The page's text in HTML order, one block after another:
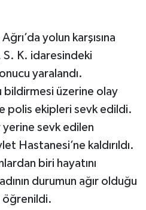
yolun karşısına
S. K. idaresindeki
yaralandı.
üzerine olay
polis ekipleri sevk edildi.
yerine sevk edilen
Hastanesi’ne kaldırıldı.
biri hayatını
durumun ağır olduğu
öğrenildi.